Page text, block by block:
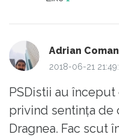
țara să
dacă
funcționar al
Vivat
Că-i capul la
Adrian Coman
2018-06-21
PSDistii au
privind sentința de
Dragnea. Fac scut